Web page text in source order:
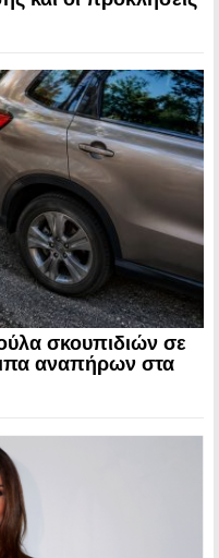
σκουπιδιών σε
αναπήρων στα